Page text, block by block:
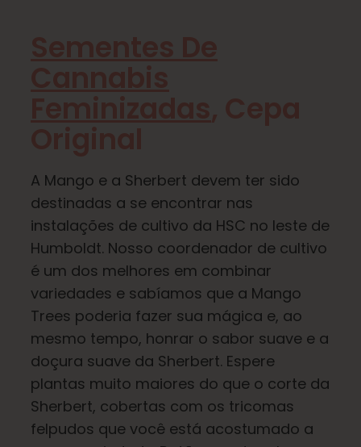
Caça ao feno
Preservando a genética caribenha
Contato
Loja
Português Brasileiro
A Mango e a Sherbert devem ter sido
destinadas a se encontrar nas
instalações de cultivo da HSC no leste de
Humboldt. Nosso coordenador de cultivo
é um dos melhores em combinar
variedades e sabíamos que a Mango
Trees poderia fazer sua mágica e, ao
mesmo tempo, honrar o sabor suave e a
doçura suave da Sherbert. Espere
plantas muito maiores do que o corte da
Sherbert, cobertas com os tricomas
felpudos que você está acostumado a